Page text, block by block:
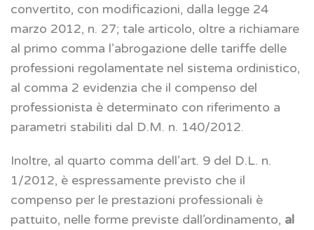
convertito, con modificazioni, dalla legge 24
marzo 2012, n. 27; tale articolo, oltre a richiamare
al primo comma l’abrogazione delle tariffe delle
professioni regolamentate nel sistema ordinistico,
al comma 2 evidenzia che il compenso del
professionista è determinato con riferimento a
parametri stabiliti dal D.M. n. 140/2012.
Inoltre, al quarto comma dell’art. 9 del D.L. n.
1/2012, è espressamente previsto che il
compenso per le prestazioni professionali è
pattuito, nelle forme previste dall’ordinamento, al